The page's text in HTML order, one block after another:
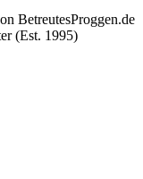
BetreutesProggen.de
(Est. 1995)